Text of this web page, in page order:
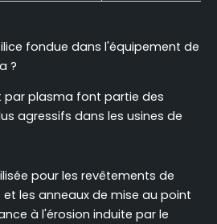
fondue dans l'équipement de
?
par plasma font partie des
agressifs dans les usines de
pour les revêtements de
les anneaux de mise au point
à l'érosion induite par le